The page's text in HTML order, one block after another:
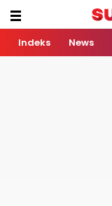
Indeks News